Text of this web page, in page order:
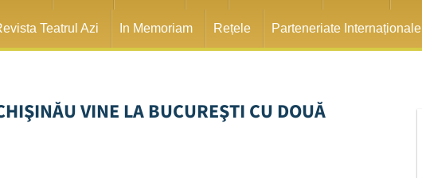
Teatrul Azi In Memoriam Rețele Parteneriate Internaționale
VINE LA BUCUREŞTI CU DOUĂ